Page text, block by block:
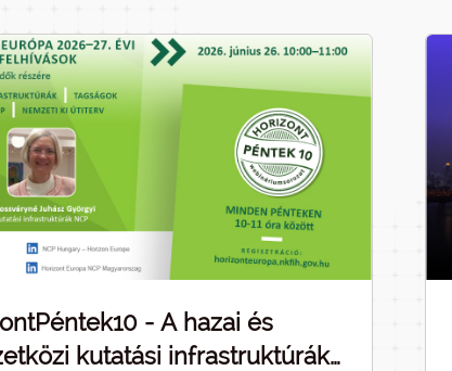
- A hazai és
kutatási infrastruktúrák